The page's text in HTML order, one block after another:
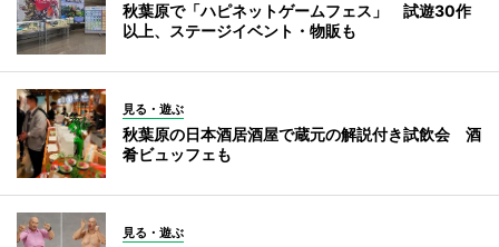
秋葉原で「ハピネットゲームフェス」 試遊30作
以上、ステージイベント・物販も
見る・遊ぶ
秋葉原の日本酒居酒屋で蔵元の解説付き試飲会 酒
肴ビュッフェも
見る・遊ぶ